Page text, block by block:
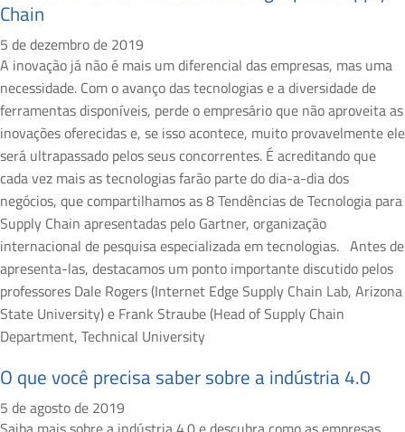
Chain
5 de dezembro de 2019
A inovação já não é mais um diferencial das empresas, mas uma
necessidade. Com o avanço das tecnologias e a diversidade de
ferramentas disponíveis, perde o empresário que não aproveita as
inovações oferecidas e, se isso acontece, muito provavelmente ele
será ultrapassado pelos seus concorrentes. É acreditando que
cada vez mais as tecnologias farão parte do dia-a-dia dos
negócios, que compartilhamos as 8 Tendências de Tecnologia para
Supply Chain apresentadas pelo Gartner, organização
internacional de pesquisa especializada em tecnologias. Antes de
apresenta-las, destacamos um ponto importante discutido pelos
professores Dale Rogers (Internet Edge Supply Chain Lab, Arizona
State University) e Frank Straube (Head of Supply Chain
Department, Technical University
O que você precisa saber sobre a indústria 4.0
5 de agosto de 2019